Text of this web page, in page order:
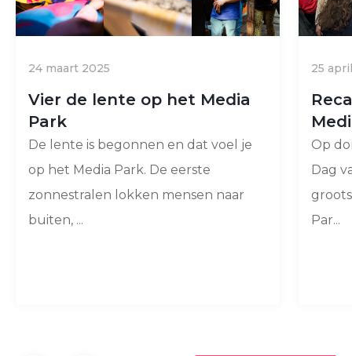
24 maart 2025
Vier de lente op het Media
Park
De lente is begonnen en dat voel je
op het Media Park. De eerste
zonnestralen lokken mensen naar
buiten, ...
25
Op
Dag
Par...